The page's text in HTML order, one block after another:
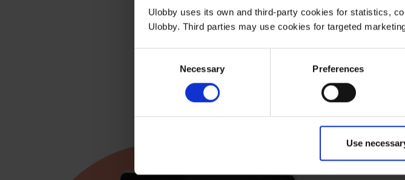
Ulobby uses its own and third-party cookies for statistics,
Ulobby. Third parties may use cookies for targeted
Necessary Preferences
Use